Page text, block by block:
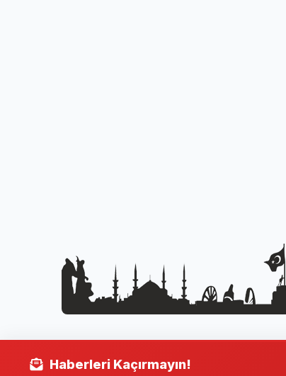
Haberleri Kaçırmayın!